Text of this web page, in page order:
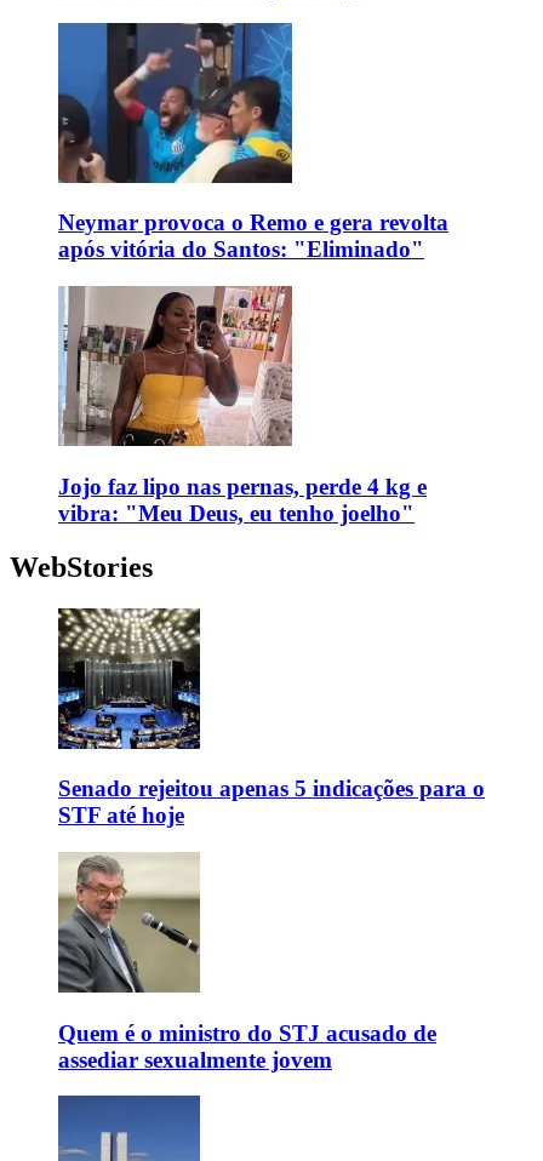
Neymar provoca o Remo e gera revolta
após vitória do Santos: "Eliminado"
Jojo faz lipo nas pernas, perde 4 kg e
vibra: "Meu Deus, eu tenho joelho"
WebStories
Senado rejeitou apenas 5 indicações para o
STF até hoje
Quem é o ministro do STJ acusado de
assediar sexualmente jovem